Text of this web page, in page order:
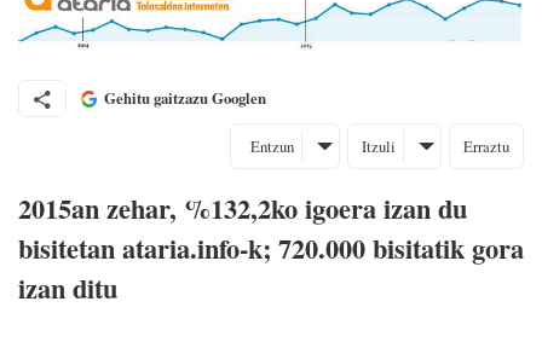
Gehitu gaitzazu Googlen
Entzun Itzuli Erraztu
2015an zehar, %132,2ko igoera izan du
bisitetan ataria.info-k; 720.000 bisitatik gora
izan ditu